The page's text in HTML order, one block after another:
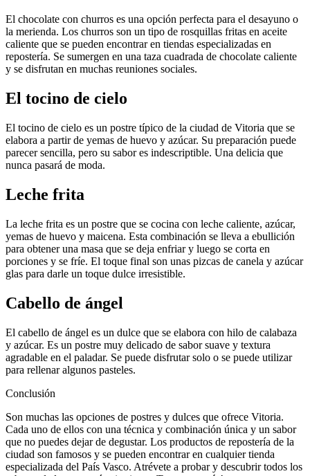
El chocolate con churros es una opción perfecta para el desayuno o
la merienda. Los churros son un tipo de rosquillas fritas en aceite
caliente que se pueden encontrar en tiendas especializadas en
repostería. Se sumergen en una taza cuadrada de chocolate caliente
y se disfrutan en muchas reuniones sociales.
El tocino de cielo
El tocino de cielo es un postre típico de la ciudad de Vitoria que se
elabora a partir de yemas de huevo y azúcar. Su preparación puede
parecer sencilla, pero su sabor es indescriptible. Una delicia que
nunca pasará de moda.
Leche frita
La leche frita es un postre que se cocina con leche caliente, azúcar,
yemas de huevo y maicena. Esta combinación se lleva a ebullición
para obtener una masa que se deja enfriar y luego se corta en
porciones y se fríe. El toque final son unas pizcas de canela y azúcar
glas para darle un toque dulce irresistible.
Cabello de ángel
El cabello de ángel es un dulce que se elabora con hilo de calabaza
y azúcar. Es un postre muy delicado de sabor suave y textura
agradable en el paladar. Se puede disfrutar solo o se puede utilizar
para rellenar algunos pasteles.
Conclusión
Son muchas las opciones de postres y dulces que ofrece Vitoria.
Cada uno de ellos con una técnica y combinación única y un sabor
que no puedes dejar de degustar. Los productos de repostería de la
ciudad son famosos y se pueden encontrar en cualquier tienda
especializada del País Vasco. Atrévete a probar y descubrir todos los